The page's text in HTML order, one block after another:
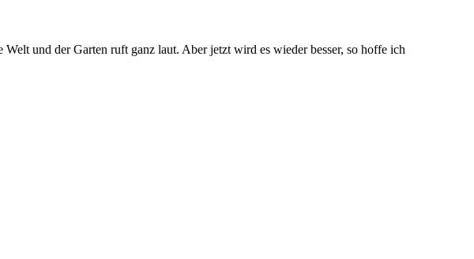
und der Garten ruft ganz laut. Aber jetzt wird es wieder besser, so hoffe ich